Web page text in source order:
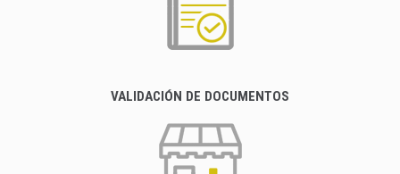
VALIDACIÓN DE DOCUMENTOS